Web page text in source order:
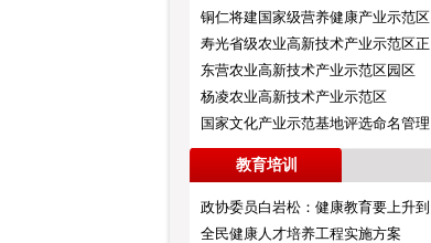
铜仁将建国家级营养健康产业示范区
寿光省级农业高新技术产业示范区正
东营农业高新技术产业示范区园区
杨凌农业高新技术产业示范区
国家文化产业示范基地评选命名管理
教育培训
政协委员白岩松：健康教育要上升到
全民健康人才培养工程实施方案